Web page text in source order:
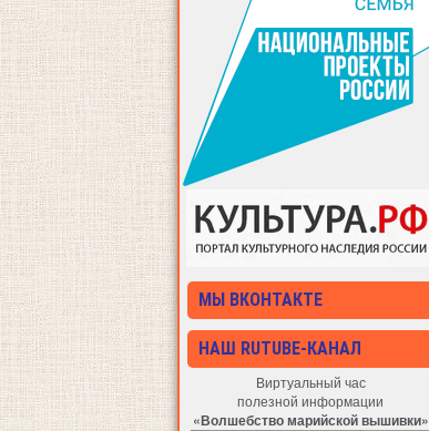
МЫ ВКОНТАКТЕ
НАШ RUTUBE-КАНАЛ
Виртуальный час
полезной информации
«Волшебство марийской вышивки»